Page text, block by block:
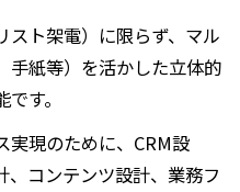
スト架電）に限らず、マル
手紙等）を活かした立体的
す。
実現のために、CRM設
コンテンツ設計、業務フ